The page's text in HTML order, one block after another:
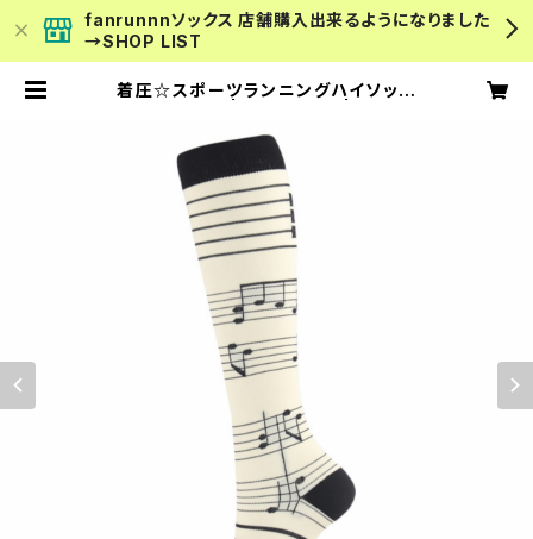
fanrunnnソックス 店舗購入出来るようになりました
→SHOP LIST
着圧☆スポーツランニングハイソック